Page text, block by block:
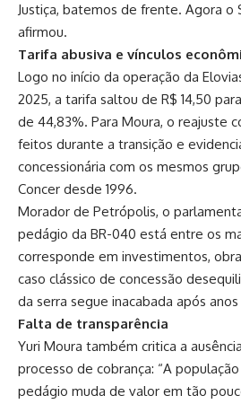
Justiça, batemos de frente. Agora o
afirmou.
Tarifa abusiva e vínculos
Logo no início da operação da
2025, a tarifa saltou de R$ 14,50
de 44,83%. Para Moura, o reajuste
feitos durante a transição e
concessionária com os mesmos
Concer desde 1996.
Morador de Petrópolis, o
pedágio da BR-040 está entre os
corresponde em investimentos,
caso clássico de concessão
da serra segue inacabada após anos
Falta de transparência
Yuri Moura também critica a
processo de cobrança: “A
pedágio muda de valor em tão